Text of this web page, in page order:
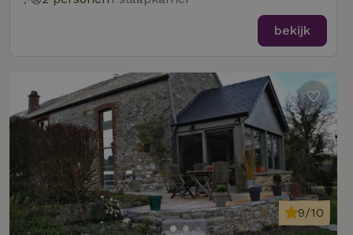
bekijk
9/10